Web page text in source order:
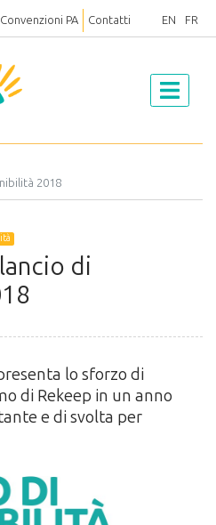
Convenzioni PA Contatti EN FR
2018
di
lo sforzo di
di Rekeep in un anno
e di svolta per